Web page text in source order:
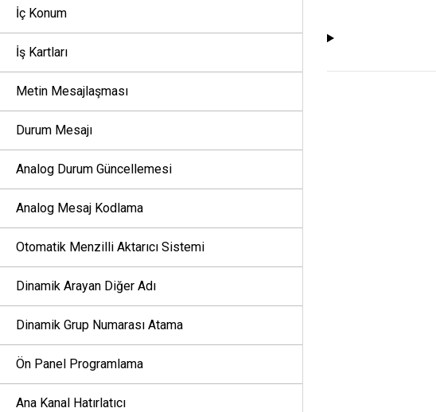
İç Konum
İş Kartları
Metin Mesajlaşması
Durum Mesajı
Analog Durum Güncellemesi
Analog Mesaj Kodlama
Otomatik Menzilli Aktarıcı Sistemi
Dinamik Arayan Diğer Adı
Dinamik Grup Numarası Atama
Ön Panel Programlama
Ana Kanal Hatırlatıcı